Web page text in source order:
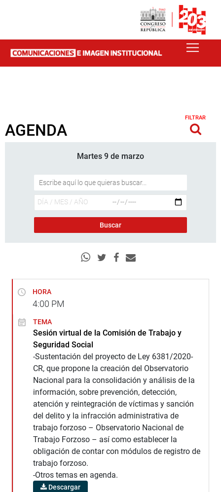
AGENDA
FILTRAR
Martes 9 de marzo
HORA
4:00 PM
TEMA
Sesión virtual de la Comisión de Trabajo y
Seguridad Social
-Sustentación del proyecto de Ley 6381/2020-
CR, que propone la creación del Observatorio
Nacional para la consolidación y análisis de la
información, sobre prevención, detección,
atención y reintegración de víctimas y sanción
del delito y la infracción administrativa de
trabajo forzoso – Observatorio Nacional de
Trabajo Forzoso – así como establecer la
obligación de contar con módulos de registro de
trabajo forzoso.
-Otros temas en agenda.
Descargar